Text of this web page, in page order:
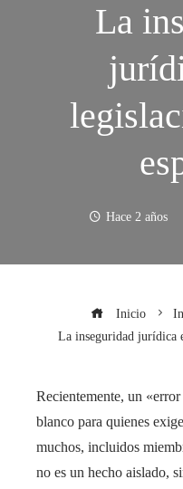
La
Hace 2 años
Inicio
La inseguridad jurídica
Recientemente, un
blanco para quienes
muchos, incluidos
no es un hecho aislado,